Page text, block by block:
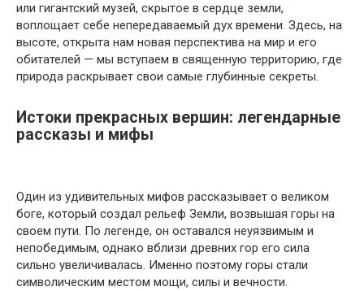
или гигантский музей, скрытое в сердце земли,
воплощает себе непередаваемый дух времени. Здесь, на
высоте, открыта нам новая перспектива на мир и его
обитателей — мы вступаем в священную территорию, где
природа раскрывает свои самые глубинные секреты.
Истоки прекрасных вершин: легендарные
рассказы и мифы
Один из удивительных мифов рассказывает о великом
боге, который создал рельеф Земли, возвышая горы на
своем пути. По легенде, он оставался неуязвимым и
непобедимым, однако вблизи древних гор его сила
сильно увеличивалась. Именно поэтому горы стали
символическим местом мощи, силы и вечности.